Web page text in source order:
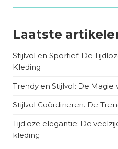
Laatste
Stijlvol en Sportief: De
Kleding
Trendy en Stijlvol: De Magie
Stijlvol Coördineren: De
Tijdloze elegantie: De
kleding